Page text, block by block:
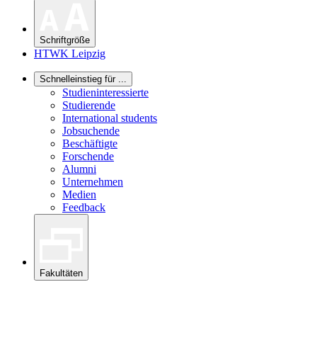
Schriftgröße
HTWK Leipzig
Schnelleinstieg für ...
Studieninteressierte
Studierende
International students
Jobsuchende
Beschäftigte
Forschende
Alumni
Unternehmen
Medien
Feedback
Fakultäten